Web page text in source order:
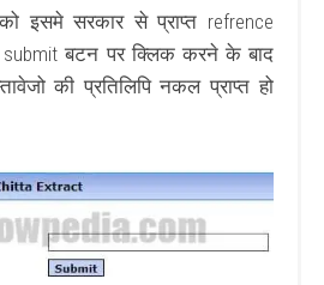
इसमे सरकार से प्राप्त refrence
submit बटन पर क्लिक करने के बाद
की प्रतिलिपि नकल प्राप्त हो